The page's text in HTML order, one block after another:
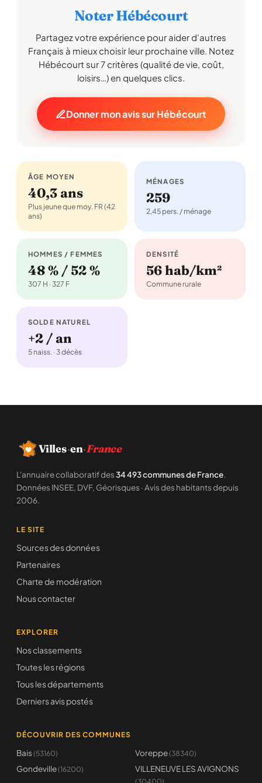
Noter Hébécourt
Partagez votre expérience pour aider d'autres
Français à mieux choisir leur prochaine ville. Notez
Hébécourt sur 7 critères (qualité de vie, coût,
loisirs…) en quelques clics.
Donner mon avis sur Hébécourt
ÂGE MOYEN
40,3 ans
Plus jeune que moy. FR (42
ans)
MÉNAGES
259
2,45 pers. / ménage
HOMMES / FEMMES
48 % / 52 %
307 H · 327 F
DENSITÉ
56 hab/km²
Commune rurale
SOLDE NATUREL
+2 / an
5 naiss. · 3 décès
Villes·en·France
L'annuaire collaboratif des34 493 communes de France.
Données INSEE, DVF, Géorisques · Avis des habitants depuis
2006.
LE SITE
Sources des données
Partenaires
Charte de modération
Nous contacter
EXPLORER
Nos classements
Toutes les régions
Tous les départements
Derniers avis postés
DÉCOUVRIR DES COMMUNES
Bais (53160) Voreppe(38340)
Gondeville(16200) VILLENEUVE LES AVIGNONS